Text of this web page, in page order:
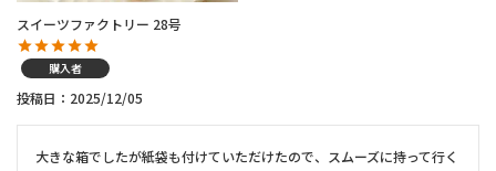
スイーツファクトリー 28号
購入者
投稿日 2025/12/05
大きな箱でしたが紙袋も付けていただけたので、スムーズに持って行く